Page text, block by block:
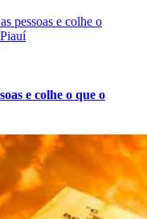
e colhe o que o